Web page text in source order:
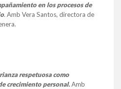
en los procesos de
. Amb Vera Santos, directora de
respetuosa como
crecimiento personal.Amb